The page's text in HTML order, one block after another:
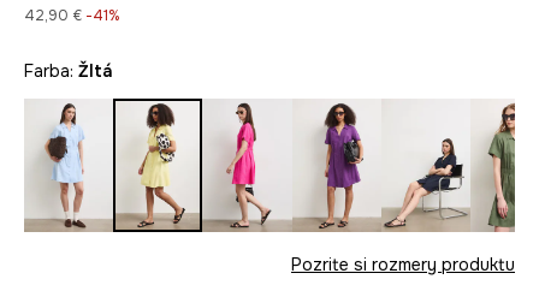
42,90 € -41%
Farba: žltá
Pozrite si rozmery produktu